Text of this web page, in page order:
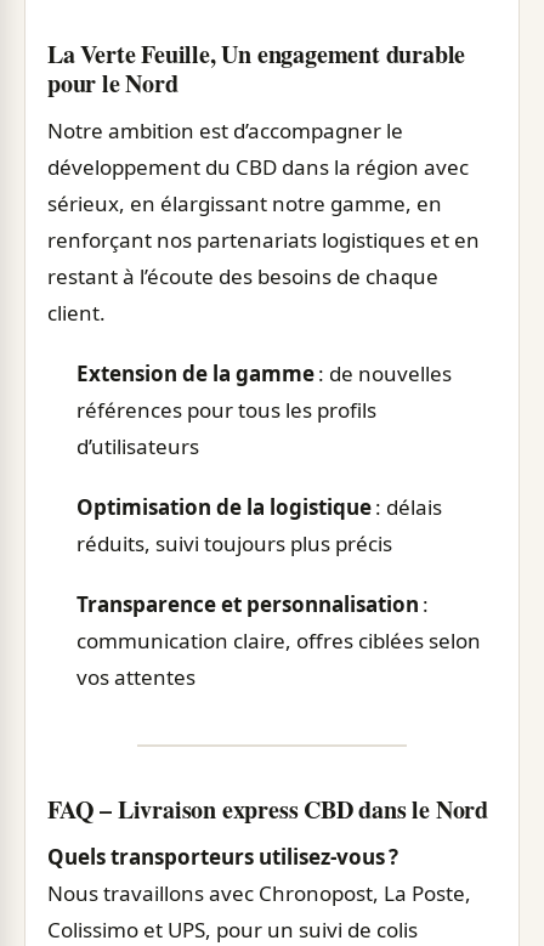
La Verte Feuille, Un engagement durable
pour le Nord
Notre ambition est d’accompagner le
développement du CBD dans la région avec
sérieux, en élargissant notre gamme, en
renforçant nos partenariats logistiques et en
restant à l’écoute des besoins de chaque
client.
Extension de la gamme: de nouvelles
références pour tous les profils
d’utilisateurs
Optimisation de la logistique: délais
réduits, suivi toujours plus précis
Transparence et personnalisation :
communication claire, offres ciblées selon
vos attentes
FAQ – Livraison express CBD dans le Nord
Quels transporteurs utilisez-vous ?
Nous travaillons avec Chronopost, La Poste,
Colissimo et UPS, pour un suivi de colis